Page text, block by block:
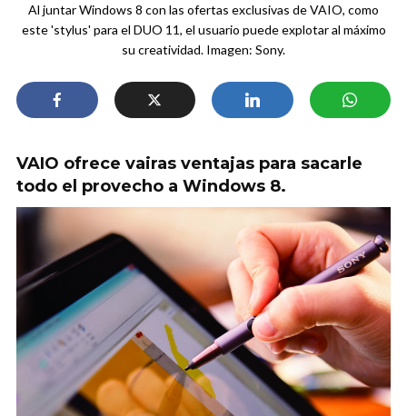
Al juntar Windows 8 con las ofertas exclusivas de VAIO, como
este 'stylus' para el DUO 11, el usuario puede explotar al máximo
su creatividad. Imagen: Sony.
VAIO ofrece vairas ventajas para sacarle
todo el provecho a Windows 8.